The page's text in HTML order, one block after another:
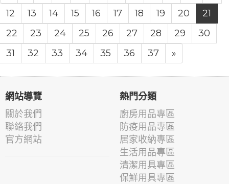
12
13 14 15 16 17 18 19 20
21
22
23 24 25 26 27 28 29
30
31
32 33 34 35 36 37 »
網站導覽
關於我們
聯絡我們
官方網站
熱門分類
廚房用品專區
防疫用品專區
居家收納專區
生活用品專區
清潔用具專區
保鮮用具專區